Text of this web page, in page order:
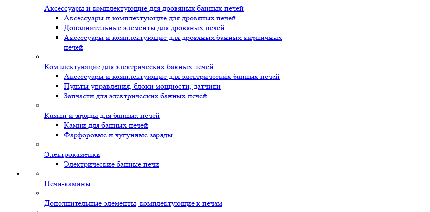
Аксессуары и комплектующие для дровяных банных печей
Аксессуары и комплектующие для дровяных печей
Дополнительные элементы для дровяных печей
Аксессуары и комплектующие для дровяных банных кирпичных
печей
Комплектующие для электрических банных печей
Аксессуары и комплектующие для электрических банных печей
Пульты управления, блоки мощности, датчики
Запчасти для электрических банных печей
Камни и заряды для банных печей
Камни для банных печей
Фарфоровые и чугунные заряды
Электрокаменки
Электрические банные печи
Печи-камины
Дополнительные элементы, комплектующие к печам